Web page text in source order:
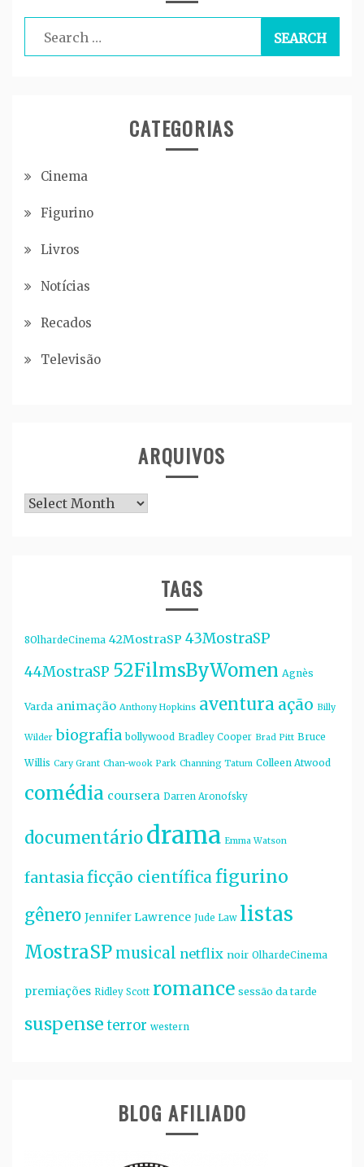
for:
CATEGORIAS
Cinema
Figurino
Livros
Notícias
Recados
Televisão
ARQUIVOS
Arquivos
TAGS
8OlhardeCinema 42MostraSP 43MostraSP
44MostraSP 52FilmsByWomen Agnès
Varda animação Anthony Hopkins aventura ação Billy
Wilder biografia bollywood Bradley Cooper Brad Pitt Bruce
Willis Cary Grant Chan-wook Park Channing Tatum Colleen Atwood
comédia coursera Darren Aronofsky
documentáriodrama Emma Watson
fantasia ficção científica figurino
gênero Jennifer Lawrence Jude Law listas
MostraSP musical netflix noir OlhardeCinema
premiações Ridley Scott romance sessão da tarde
suspense terror western
BLOG AFILIADO